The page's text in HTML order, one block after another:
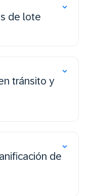
de lote
tránsito y
de